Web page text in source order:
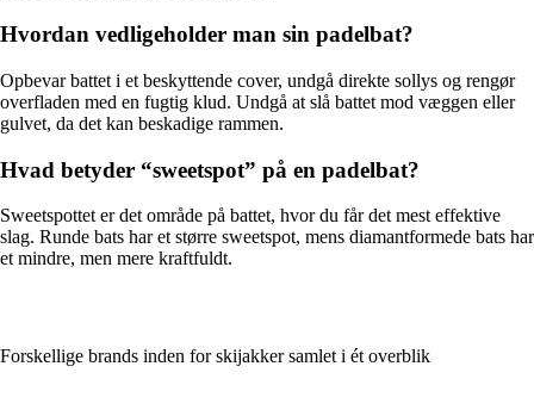
Hvordan vedligeholder man sin padelbat?
Opbevar battet i et beskyttende cover, undgå direkte sollys og rengør
overfladen med en fugtig klud. Undgå at slå battet mod væggen eller
gulvet, da det kan beskadige rammen.
Hvad betyder “sweetspot” på en padelbat?
Sweetspottet er det område på battet, hvor du får det mest effektive
slag. Runde bats har et større sweetspot, mens diamantformede bats har
et mindre, men mere kraftfuldt.
Forskellige brands inden for skijakker samlet i ét overblik